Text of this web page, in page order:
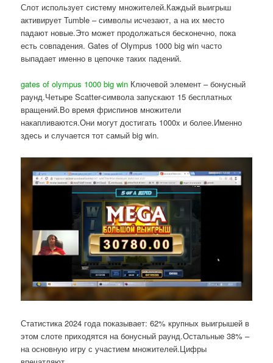
Слот использует систему множителей.Каждый выигрыш
активирует Tumble – символы исчезают, а на их место
падают новые.Это может продолжаться бесконечно, пока
есть совпадения. Gates of Olympus 1000 big win часто
выпадает именно в цепочке таких падений.
gates of olympus 1000 big win Ключевой элемент – бонусный
раунд.Четыре Scatter-символа запускают 15 бесплатных
вращений.Во время фриспинов множители
накапливаются.Они могут достигать 1000x и более.Именно
здесь и случается тот самый big win.
Статистика 2024 года показывает: 62% крупных выигрышей в
этом слоте приходятся на бонусный раунд.Остальные 38% –
на основную игру с участием множителей.Цифры